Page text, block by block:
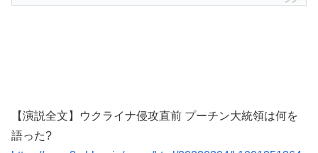
【演説全文】ウクライナ侵攻直前 プーチン大統領は何を
語った?